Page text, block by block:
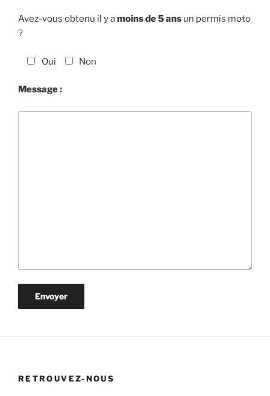
Avez-vous obtenu il y amoins de 5 ans un permis moto
?
Oui Non
Message :
RETROUVEZ-NOUS